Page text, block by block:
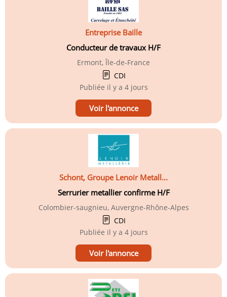
Entreprise Baille
Conducteur de travaux H/F
Ermont, Île-de-France
CDI
Publiée il y a 4 jours
Voir l'annonce
Schont, Groupe Lenoir Metall...
Serrurier metallier confirme H/F
Colombier-saugnieu, Auvergne-Rhône-Alpes
CDI
Publiée il y a 4 jours
Voir l'annonce